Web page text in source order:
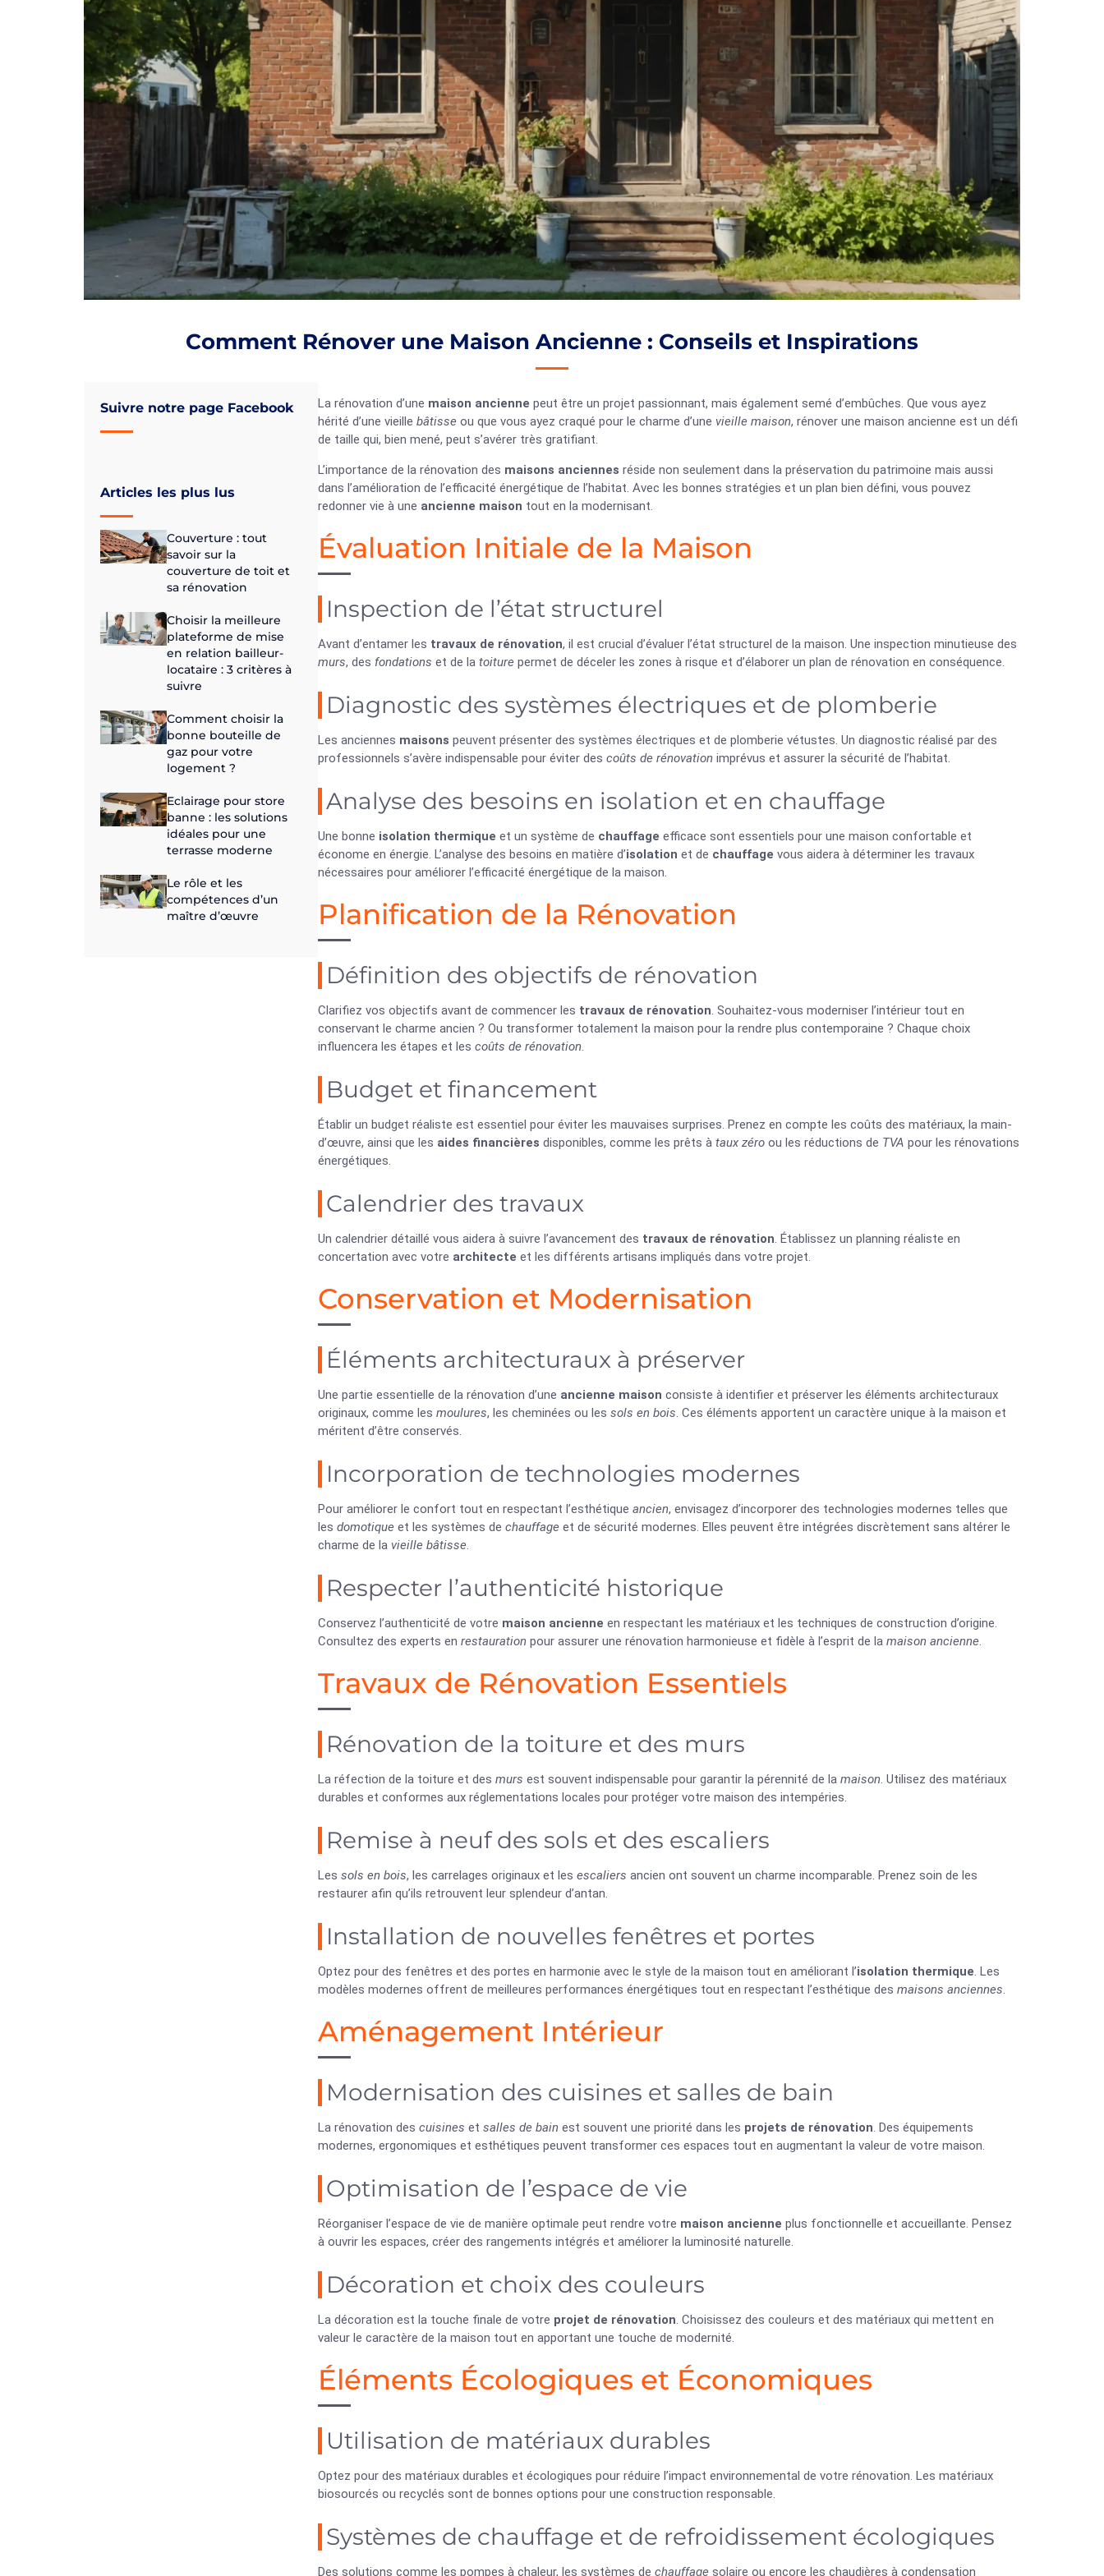
Comment Rénover une Maison Ancienne : Conseils et Inspirations
Suivre notre page Facebook
Articles les plus lus
Couverture : tout
savoir sur la
couverture de toit et
sa rénovation
Choisir la meilleure
plateforme de mise
en relation bailleur-
locataire : 3 critères à
suivre
Comment choisir la
bonne bouteille de
gaz pour votre
logement ?
Eclairage pour store
banne : les solutions
idéales pour une
terrasse moderne
Le rôle et les
compétences d’un
maître d’œuvre
La rénovation d’une maison ancienne peut être un projet passionnant, mais également semé d’embûches. Que vous ayez
hérité d’une vieille bâtisse ou que vous ayez craqué pour le charme d’une vieille maison, rénover une maison ancienne est un défi
de taille qui, bien mené, peut s’avérer très gratifiant.
L’importance de la rénovation des maisons anciennes réside non seulement dans la préservation du patrimoine mais aussi
dans l’amélioration de l’efficacité énergétique de l’habitat. Avec les bonnes stratégies et un plan bien défini, vous pouvez
redonner vie à une ancienne maison tout en la modernisant.
Évaluation Initiale de la Maison
Inspection de l’état structurel
Avant d’entamer les travaux de rénovation, il est crucial d’évaluer l’état structurel de la maison. Une inspection minutieuse des
murs, des fondations et de la toiture permet de déceler les zones à risque et d’élaborer un plan de rénovation en conséquence.
Diagnostic des systèmes électriques et de plomberie
Les anciennes maisons peuvent présenter des systèmes électriques et de plomberie vétustes. Un diagnostic réalisé par des
professionnels s’avère indispensable pour éviter des coûts de rénovation imprévus et assurer la sécurité de l’habitat.
Analyse des besoins en isolation et en chauffage
Une bonne isolation thermique et un système de chauffage efficace sont essentiels pour une maison confortable et
économe en énergie. L’analyse des besoins en matière d’isolation et de chauffage vous aidera à déterminer les travaux
nécessaires pour améliorer l’efficacité énergétique de la maison.
Planification de la Rénovation
Définition des objectifs de rénovation
Clarifiez vos objectifs avant de commencer les travaux de rénovation. Souhaitez-vous moderniser l’intérieur tout en
conservant le charme ancien ? Ou transformer totalement la maison pour la rendre plus contemporaine ? Chaque choix
influencera les étapes et les coûts de rénovation.
Budget et financement
Établir un budget réaliste est essentiel pour éviter les mauvaises surprises. Prenez en compte les coûts des matériaux, la main-
d’œuvre, ainsi que les aides financières disponibles, comme les prêts à taux zéro ou les réductions de TVA pour les rénovations
énergétiques.
Calendrier des travaux
Un calendrier détaillé vous aidera à suivre l’avancement des travaux de rénovation. Établissez un planning réaliste en
concertation avec votre architecte et les différents artisans impliqués dans votre projet.
Conservation et Modernisation
Éléments architecturaux à préserver
Une partie essentielle de la rénovation d’une ancienne maison consiste à identifier et préserver les éléments architecturaux
originaux, comme les moulures, les cheminées ou les sols en bois. Ces éléments apportent un caractère unique à la maison et
méritent d’être conservés.
Incorporation de technologies modernes
Pour améliorer le confort tout en respectant l’esthétique ancien, envisagez d’incorporer des technologies modernes telles que
les domotique et les systèmes de chauffage et de sécurité modernes. Elles peuvent être intégrées discrètement sans altérer le
charme de la vieille bâtisse.
Respecter l’authenticité historique
Conservez l’authenticité de votre maison ancienne en respectant les matériaux et les techniques de construction d’origine.
Consultez des experts en restauration pour assurer une rénovation harmonieuse et fidèle à l’esprit de la maison ancienne.
Travaux de Rénovation Essentiels
Rénovation de la toiture et des murs
La réfection de la toiture et des murs est souvent indispensable pour garantir la pérennité de la maison. Utilisez des matériaux
durables et conformes aux réglementations locales pour protéger votre maison des intempéries.
Remise à neuf des sols et des escaliers
Les sols en bois, les carrelages originaux et les escaliers ancien ont souvent un charme incomparable. Prenez soin de les
restaurer afin qu’ils retrouvent leur splendeur d’antan.
Installation de nouvelles fenêtres et portes
Optez pour des fenêtres et des portes en harmonie avec le style de la maison tout en améliorant l’isolation thermique. Les
modèles modernes offrent de meilleures performances énergétiques tout en respectant l’esthétique des maisons anciennes.
Aménagement Intérieur
Modernisation des cuisines et salles de bain
La rénovation des cuisines et salles de bain est souvent une priorité dans les projets de rénovation. Des équipements
modernes, ergonomiques et esthétiques peuvent transformer ces espaces tout en augmentant la valeur de votre maison.
Optimisation de l’espace de vie
Réorganiser l’espace de vie de manière optimale peut rendre votre maison ancienne plus fonctionnelle et accueillante. Pensez
à ouvrir les espaces, créer des rangements intégrés et améliorer la luminosité naturelle.
Décoration et choix des couleurs
La décoration est la touche finale de votre projet de rénovation. Choisissez des couleurs et des matériaux qui mettent en
valeur le caractère de la maison tout en apportant une touche de modernité.
Éléments Écologiques et Économiques
Utilisation de matériaux durables
Optez pour des matériaux durables et écologiques pour réduire l’impact environnemental de votre rénovation. Les matériaux
biosourcés ou recyclés sont de bonnes options pour une construction responsable.
Systèmes de chauffage et de refroidissement écologiques
Des solutions comme les pompes à chaleur, les systèmes de chauffage solaire ou encore les chaudières à condensation